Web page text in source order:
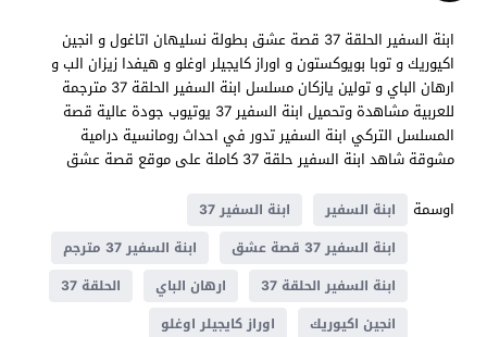
ابنة السفير الحلقة 37 قصة عشق بطولة نسليهان اتاغول و انجين
اكيوريك و توبا بويوكستون و اوراز كايجيلر اوغلو و هيفدا زيزان الب و
ارهان الباي و تولين يازكان مسلسل ابنة السفير الحلقة 37 مترجمة
للعربية مشاهدة وتحميل ابنة السفير 37 يوتيوب جودة عالية قصة
المسلسل التركي ابنة السفير تدور في احداث رومانسية درامية
مشوقة شاهد ابنة السفير حلقة 37 كاملة على موقع قصة عشق
اوسمة
ابنة السفير
ابنة السفير 37
ابنة السفير 37 قصة عشق
ابنة السفير 37 مترجم
ابنة السفير الحلقة 37
ارهان الباي
الحلقة 37
انجين اكيوريك
اوراز كايجيلر اوغلو